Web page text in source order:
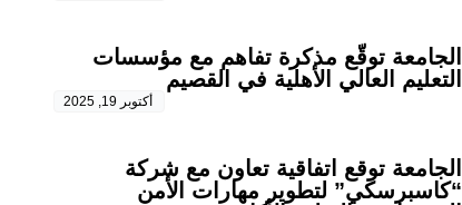
الجامعة توقّع مذكرة تفاهم مع مؤسسات
التعليم العالي الأهلية في القصيم
أكتوبر 19, 2025
الجامعة توقع اتفاقية تعاون مع شركة
“كاسبرسكي” لتطوير مهارات الأمن